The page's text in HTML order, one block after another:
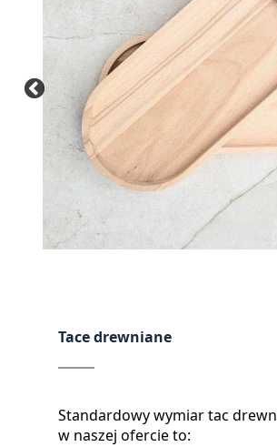
Tace drewniane
Standardowy wymiar tac
w naszej ofercie to: